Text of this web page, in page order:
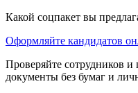
Какой соцпакет вы
Оформляйте кандидатов
Проверяйте сотрудников
документы без бумаг и